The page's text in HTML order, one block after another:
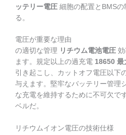
ッテリー電圧 細胞の配置とBMS
る。
電圧が重要な理由
の適切な管理 リチウム電池電圧
ます。規定以上の過充電 18650 最
引き起こし、カットオフ電圧以下
与えます。堅牢なバッテリー管理
な充電を維持するために不可欠で
ベルだ。
リチウムイオン電圧の技術仕様